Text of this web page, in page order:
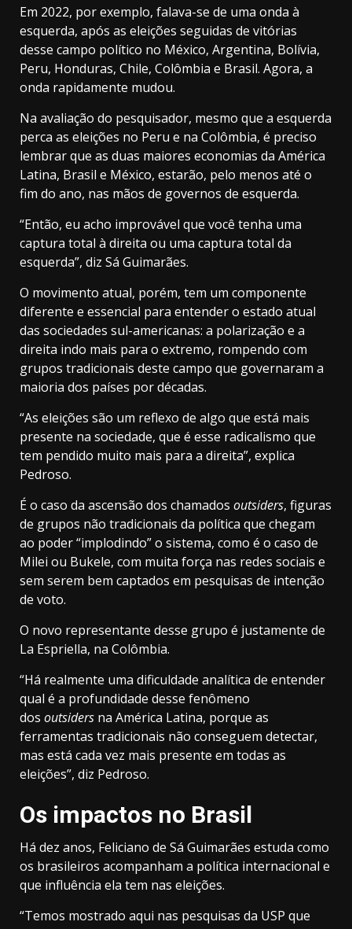
Em 2022, por exemplo, falava-se de uma onda à
esquerda, após as eleições seguidas de vitórias
desse campo político no México, Argentina, Bolívia,
Peru, Honduras, Chile, Colômbia e Brasil. Agora, a
onda rapidamente mudou.
Na avaliação do pesquisador, mesmo que a esquerda
perca as eleições no Peru e na Colômbia, é preciso
lembrar que as duas maiores economias da América
Latina, Brasil e México, estarão, pelo menos até o
fim do ano, nas mãos de governos de esquerda.
“Então, eu acho improvável que você tenha uma
captura total à direita ou uma captura total da
esquerda”, diz Sá Guimarães.
O movimento atual, porém, tem um componente
diferente e essencial para entender o estado atual
das sociedades sul-americanas: a polarização e a
direita indo mais para o extremo, rompendo com
grupos tradicionais deste campo que governaram a
maioria dos países por décadas.
“As eleições são um reflexo de algo que está mais
presente na sociedade, que é esse radicalismo que
tem pendido muito mais para a direita”, explica
Pedroso.
É o caso da ascensão dos chamados outsiders, figuras
de grupos não tradicionais da política que chegam
ao poder “implodindo” o sistema, como é o caso de
Milei ou Bukele, com muita força nas redes sociais e
sem serem bem captados em pesquisas de intenção
de voto.
O novo representante desse grupo é justamente de
La Espriella, na Colômbia.
“Há realmente uma dificuldade analítica de entender
qual é a profundidade desse fenômeno
dos outsiders na América Latina, porque as
ferramentas tradicionais não conseguem detectar,
mas está cada vez mais presente em todas as
eleições”, diz Pedroso.
Os impactos no Brasil
Há dez anos, Feliciano de Sá Guimarães estuda como
os brasileiros acompanham a política internacional e
que influência ela tem nas eleições.
“Temos mostrado aqui nas pesquisas da USP que